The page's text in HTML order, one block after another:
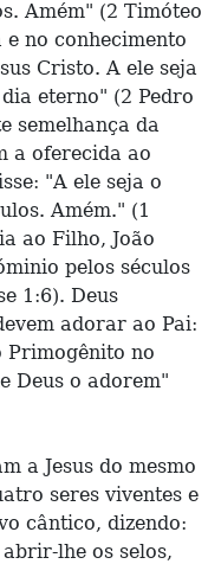
Amém" (2 Timóteo
no conhecimento
Cristo. A ele seja
eterno" (2 Pedro
semelhança da
a oferecida ao
"A ele seja o
Amém." (1
ao Filho, João
pelos séculos
1:6). Deus
adorar ao Pai:
Primogênito no
Deus o adorem"
a Jesus do mesmo
seres viventes e
cântico, dizendo:
lhe os selos,